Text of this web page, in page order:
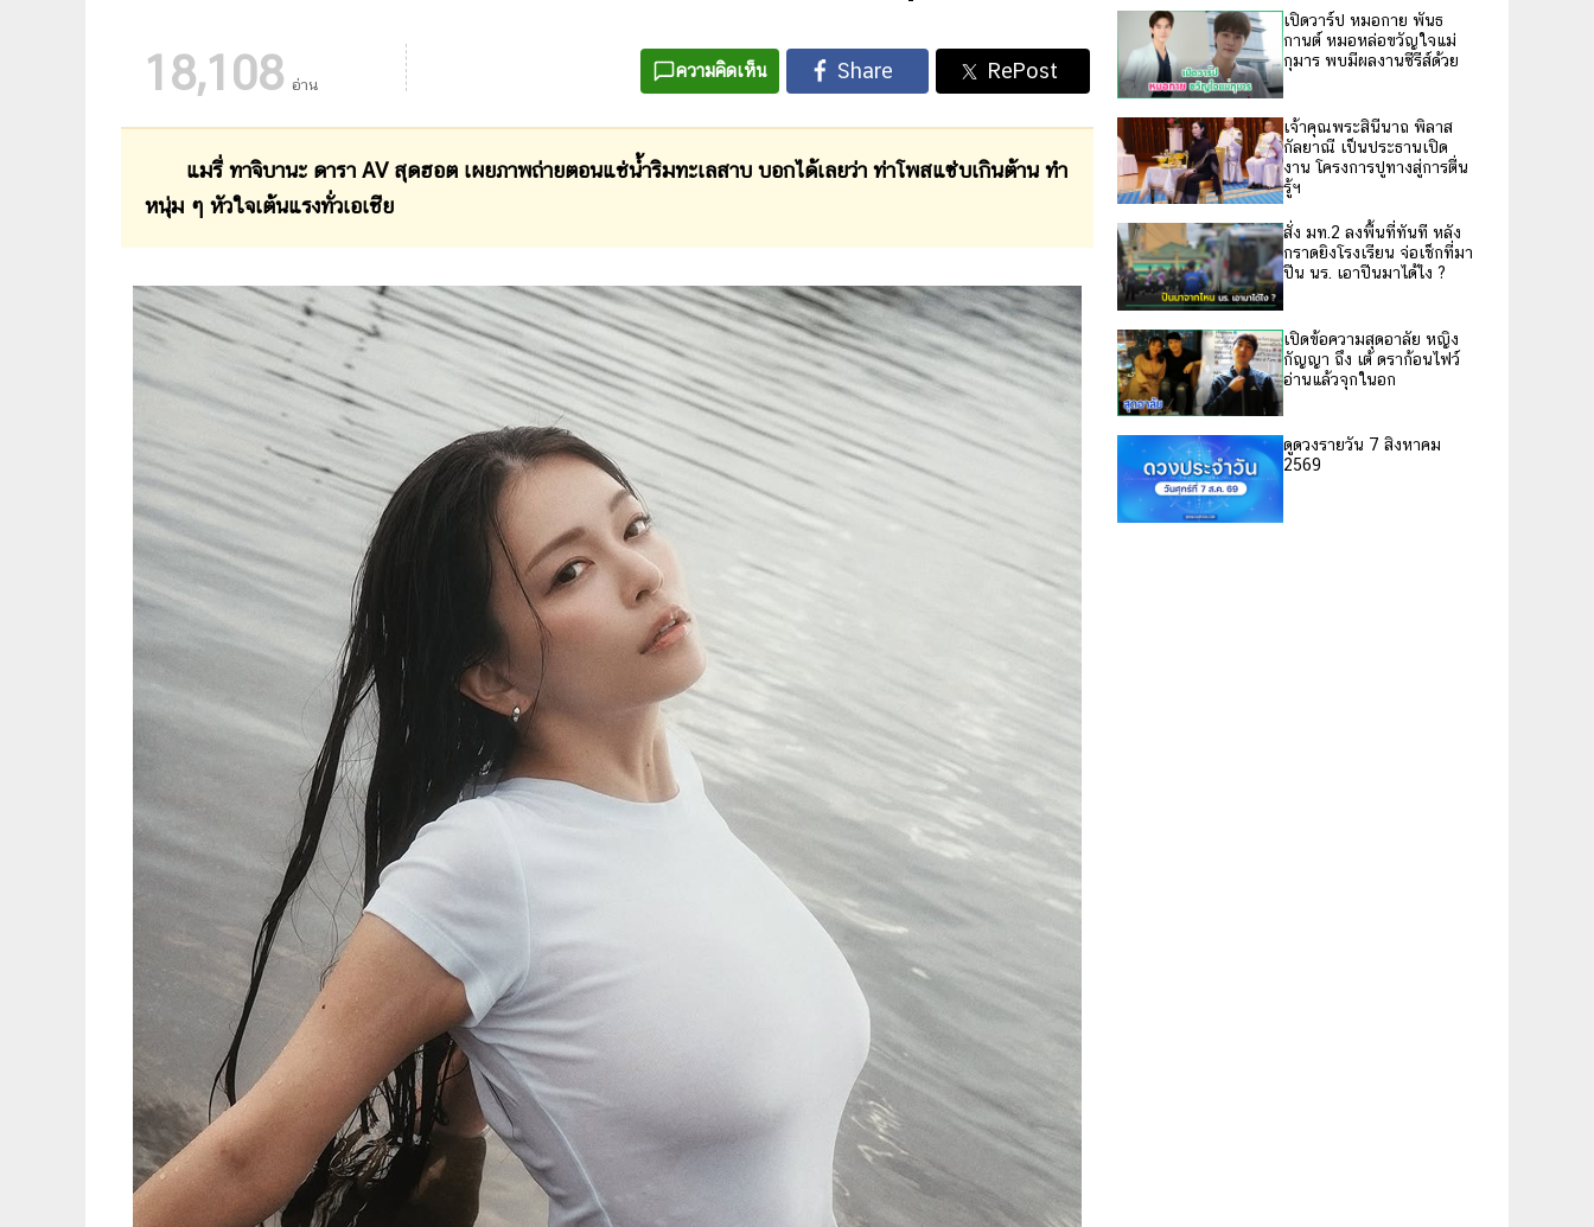
18,108 อ่าน
ความคิดเห็น
แมรี่ ทาจิบานะ ดารา AV สุดฮอต เผยภาพถ่ายตอนแช่น้ำริมทะเลสาบ บอกได้เลยว่า ท่าโพสแซ่บเกินต้าน ทำ
หนุ่ม ๆ หัวใจเต้นแรงทั่วเอเชีย
เปิดวาร์ป หมอกาย พันธ
กานต์ หมอหล่อขวัญใจแม่
กุมาร พบมีผลงานซีรีส์ด้วย
เจ้าคุณพระสินีนาถ พิลาส
กัลยาณี เป็นประธานเปิด
งาน โครงการปูทางสู่การตื่น
รู้ฯ
สั่ง มท.2 ลงพื้นที่ทันที หลัง
กราดยิงโรงเรียน จ่อเช็กที่มา
ปืน นร. เอาปืนมาได้ไง ?
เปิดข้อความสุดอาลัย หญิง
กัญญา ถึง เต้ ดราก้อนไฟว์
อ่านแล้วจุกในอก
ดูดวงรายวัน 7 สิงหาคม
2569